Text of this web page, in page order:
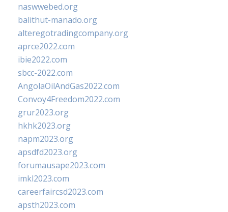
naswwebed.org
balithut-manado.org
alteregotradingcompany.org
aprce2022.com
ibie2022.com
sbcc-2022.com
AngolaOilAndGas2022.com
Convoy4Freedom2022.com
grur2023.org
hkhk2023.org
napm2023.org
apsdfd2023.org
forumausape2023.com
imkl2023.com
careerfaircsd2023.com
apsth2023.com